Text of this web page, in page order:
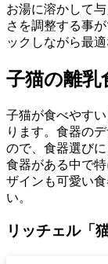
お湯に溶かして
さを調整する事
ックしながら最
子猫の離乳
子猫が食べやす
ります。食器の
ので、食器選び
食器がある中で
ザインも可愛い
い。
リッチェル「